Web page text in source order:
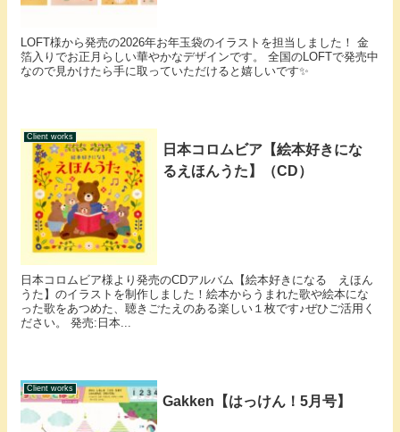
LOFT様から発売の2026年お年玉袋のイラストを担当しました！ 金
箔入りでお正月らしい華やかなデザインです。 全国のLOFTで発売中
なので見かけたら手に取っていただけると嬉しいです✨
Client works
日本コロムビア【絵本好きにな
るえほんうた】（CD）
日本コロムビア様より発売のCDアルバム【絵本好きになる えほん
うた】のイラストを制作しました！絵本からうまれた歌や絵本にな
った歌をあつめた、聴きごたえのある楽しい１枚です♪ぜひご活用く
ださい。 発売:日本...
Client works
Gakken【はっけん！5月号】